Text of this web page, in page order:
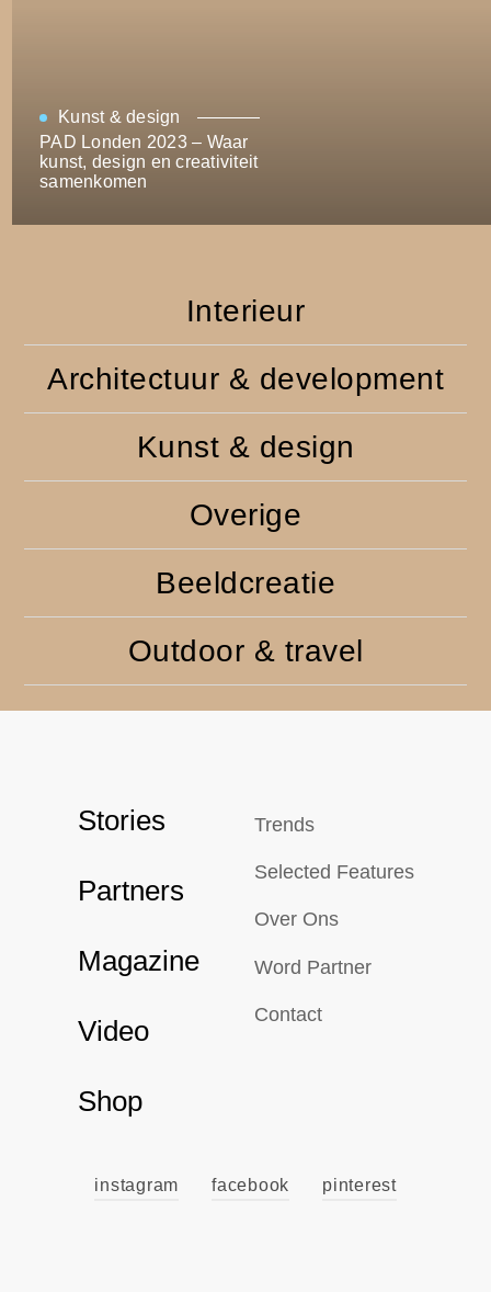
Kunst & design
PAD Londen 2023 – Waar
kunst, design en creativiteit
samenkomen
Interieur
Architectuur & development
Kunst & design
Overige
Beeldcreatie
Outdoor & travel
Stories
Partners
Magazine
Video
Shop
Trends
Selected Features
Over Ons
Word Partner
Contact
instagram facebook pinterest